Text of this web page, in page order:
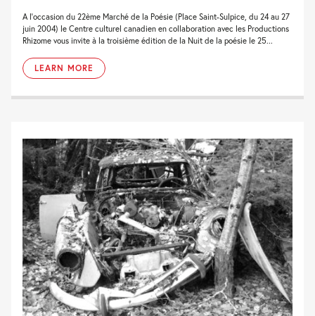
A l’occasion du 22ème Marché de la Poésie (Place Saint-Sulpice, du 24 au 27
juin 2004) le Centre culturel canadien en collaboration avec les Productions
Rhizome vous invite à la troisième édition de la Nuit de la poésie le 25...
LEARN MORE